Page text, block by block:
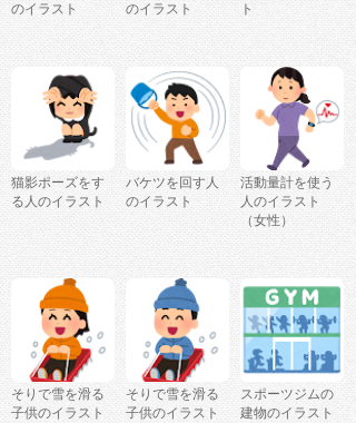
のイラスト
のイラスト
ト
猫影ポーズをす
る人のイラスト
バケツを回す人
のイラスト
活動量計を使う
人のイラスト
（女性）
そりで雪を滑る
子供のイラスト
そりで雪を滑る
子供のイラスト
スポーツジムの
建物のイラスト